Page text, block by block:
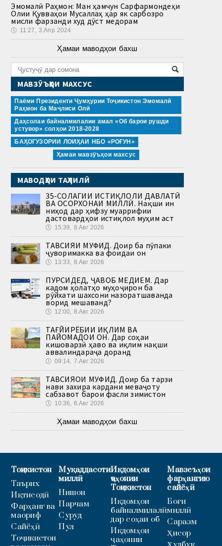
Эмомалӣ Раҳмон: Ман ҳамчун Сарфармондеҳи
Олии Қувваҳои Мусаллаҳ ҳар як сарбозро
мисли фарзанди худ дӯст медорам
🕔 11:27, 3.Апр 2024
Ҳамаи маводҳои бахш
МАВЗӮЪҲОИ МАХСУС
Паёми Президенти Ҷумҳурии Тоҷикистон Эмомалӣ
Раҳмон ба Маҷлиси Олӣ
Даҳсолаи байналмилалии амал «Об барои рушди
устувор» солҳои 2018-2028
БАҲОГУЗОРИИ ЛОИҲАИ НБО «РОҒУН»
Ҳамаи мавзӯъҳои махсус
МАВОДҲОИ ТАҲЛИЛӢ
35-СОЛАГИИ ИСТИҚЛОЛИ ДАВЛАТӢ
ВА ОСОРХОНАИ МИЛЛӢ. Нақши ин
ниҳод дар ҳифзу муаррифии
дастовардҳои истиқлол муҳим аст
🕔 15:39, 8.Авг 2026
ТАВСИЯИ МУФИД. Доир ба пӯпаки
ҷуворимакка ва фоидаи он
🕔 13:33, 8.Авг 2026
ПУРСИДЕД, ҶАВОБ МЕДИҲЕМ. Дар
кадом ҳолатҳо муҳоҷирон ба
рӯйхати шахсони назоратшаванда
ворид мешаванд?
🕔 12:00, 8.Авг 2026
ТАҒЙИРЁБИИ ИҚЛИМ ВА
ПАЙОМАДҲОИ ОН. Дар соҳаи
кишоварзӣ ҳаво ва иқлим нақши
аввалиндараҷа доранд
🕔 09:14, 7.Авг 2026
ТАВСИЯҲОИ МУФИД. Доир ба тарзи
нави захира кардани меваҷоту
сабзавот барои фасли зимистон
🕔 10:36, 6.Авг 2026
Ҳамаи маводҳои бахш
Тоҷикистон
Таърих
Иқтисодӣ
Фарҳанг ва
маориф
Сайёҳӣ
Тоҷикистон
Муқаддасоти
миллӣ
Нишон
Парчам
Суруд
Пул
Иқдомҳои
ҷаҳонии
Тоҷикистон
Иқдомҳои
байналмилалӣ
дар соҳаи об
Иқдомҳои
ҷаҳонии
Мавзеъҳои
фарҳангию
сайёҳӣ
Боғи
миллӣ
Саразм
Ҳисор